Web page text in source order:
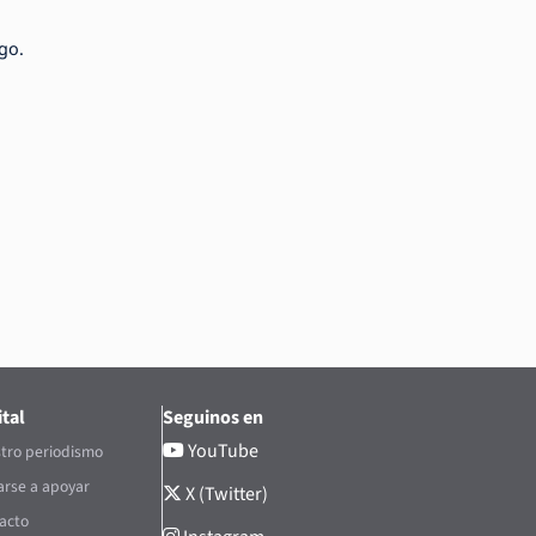
periodismo
a apoyar
Seguinos en
YouTube
X (Twitter)